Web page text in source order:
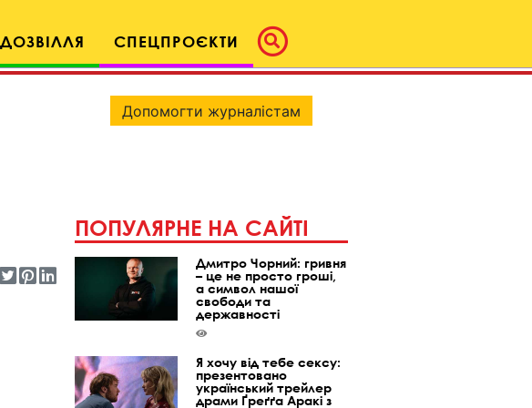
ДОЗВІЛЛЯ СПЕЦПРОЄКТИ
Допомогти журналістам
ПОПУЛЯРНЕ НА САЙТІ
Дмитро Чорний: гривня
– це не просто гроші,
а символ нашої
свободи та
державності
Я хочу від тебе сексу:
презентовано
український трейлер
драми Ґреґґа Аракі з